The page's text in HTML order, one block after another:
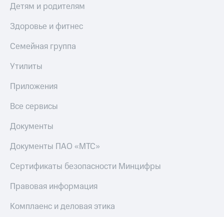
Детям и родителям
Здоровье и фитнес
Семейная группа
Утилиты
Приложения
Все сервисы
Документы
Документы ПАО «МТС»
Сертификаты безопасности Минцифры
Правовая информация
Комплаенс и деловая этика